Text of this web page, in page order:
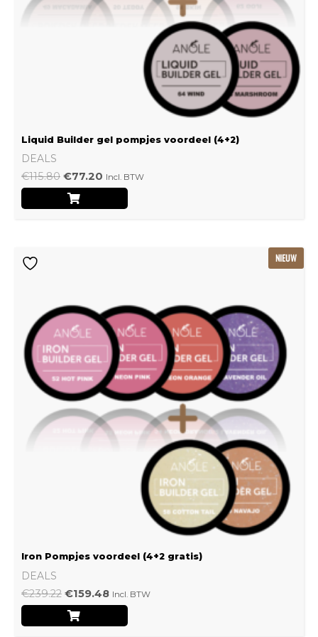
Liquid Builder gel pompjes voordeel (4+2)
DEALS
€115.80 €77.20 Incl. BTW
NIEUW
Iron Pompjes voordeel (4+2 gratis)
DEALS
€239.22 €159.48 Incl. BTW